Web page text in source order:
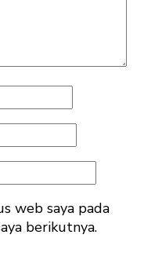
web saya pada
berikutnya.